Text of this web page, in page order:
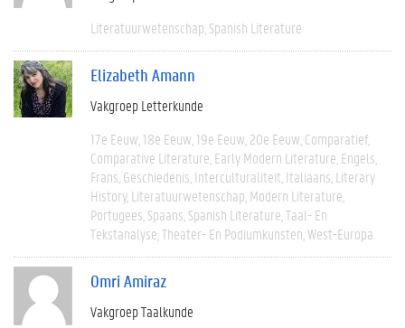
Literatuurwetenschap Spanish Literature
Elizabeth Amann
Vakgroep Letterkunde
17e Eeuw 18e Eeuw 19e Eeuw 20e Eeuw Comparatief
Comparative Literature Early Modern Literature Engels
Frans Geschiedenis Interculturaliteit Italiaans Literary
History Literatuurwetenschap Modern Literature
Portugees Spaans Spanish Literature Taal- En
Tekstanalyse Theater- En Podiumkunsten West-Europa
Omri Amiraz
Vakgroep Taalkunde